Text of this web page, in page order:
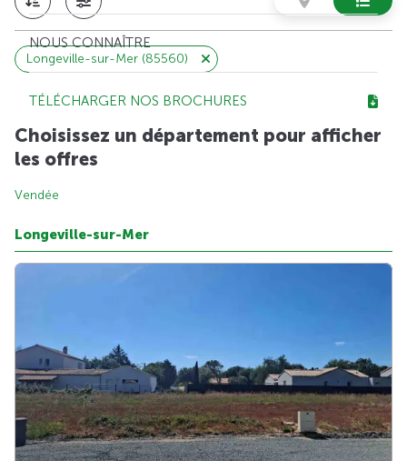
NOUS CONNAÎTRE
TÉLÉCHARGER NOS BROCHURES
Longeville-sur-Mer (85560)
Choisissez un département pour afficher
les offres
Vendée
Longeville-sur-Mer